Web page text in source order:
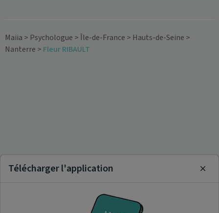
Maiia > Psychologue >Île-de-France > Hauts-de-Seine >
Nanterre > Fleur RIBAULT
Télécharger l'application